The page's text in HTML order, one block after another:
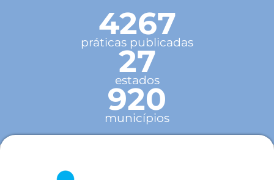
4267
práticas publicadas
27
estados
920
municípios